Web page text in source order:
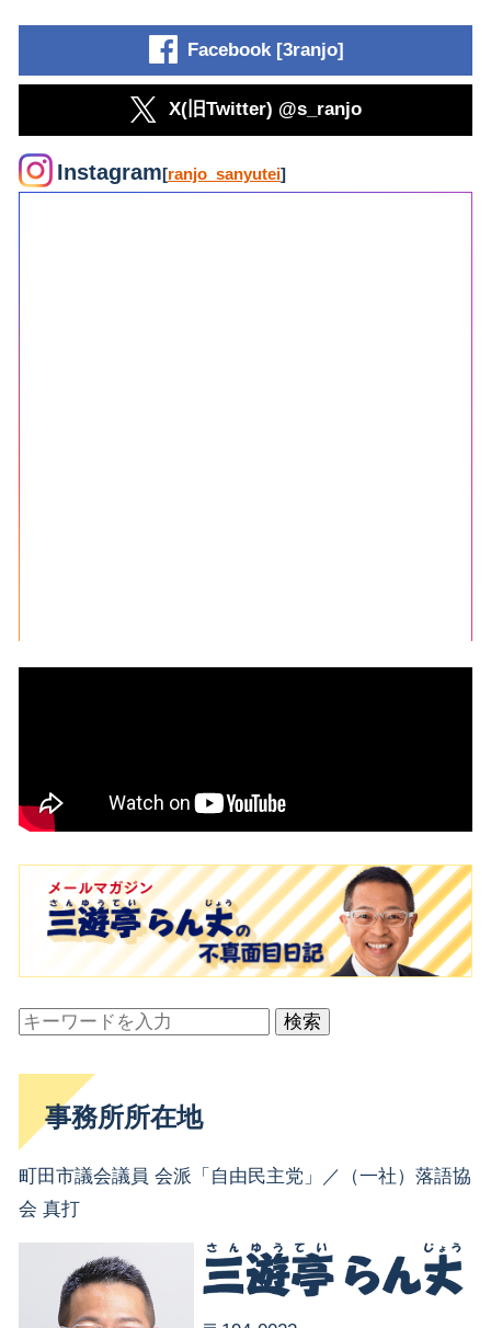
Facebook [3ranjo]
X(旧Twitter) @s_ranjo
Instagram[ranjo_sanyutei]
検索
事務所所在地
町田市議会議員 会派「自由民主党」／（一社）落語協
会 真打